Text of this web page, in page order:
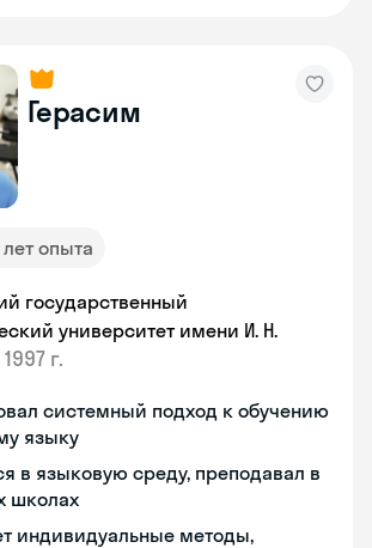
Герасим
лет опыта
государственный
университет имени И. Н.
1997 г.
системный подход к обучению
языку
в языковую среду, преподавал в
школах
индивидуальные методы,